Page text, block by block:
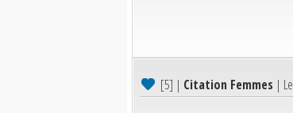
[5] | Citation Femmes |